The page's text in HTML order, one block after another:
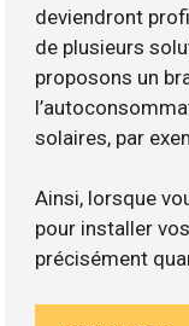
deviendront
de plusieurs
proposons un
solaires, par
Ainsi, lorsque
pour installer vos
précisément